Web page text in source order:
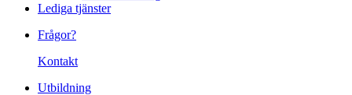
Lediga tjänster
Frågor?
Kontakt
Utbildning